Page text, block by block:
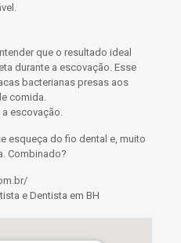
que o resultado ideal
durante a escovação. Esse
bacterianas presas aos
comida.
a escovação.
esqueça do fio dental e, muito
Combinado?
e Dentista em BH